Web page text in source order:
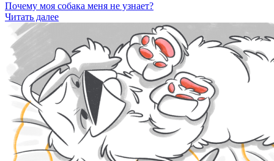
Почему моя собака меня не узнает?
Читать далее